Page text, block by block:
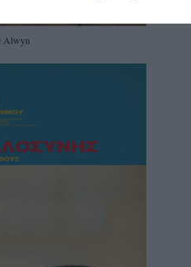
Alwyn